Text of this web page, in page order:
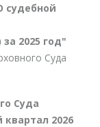
судебной
2025 год"
Суда
Суда
2026